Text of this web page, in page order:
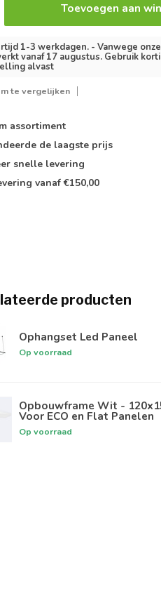
Toevoegen aan
1-3 werkdagen. - Vanwege
vanaf 17 augustus. Gebruik
alvast
te vergelijken
assortiment
de laagste prijs
snelle levering
vanaf €150,00
producten
Ophangset Led Paneel
Op voorraad
Opbouwframe Wit -
Voor ECO en Flat Panelen
Op voorraad